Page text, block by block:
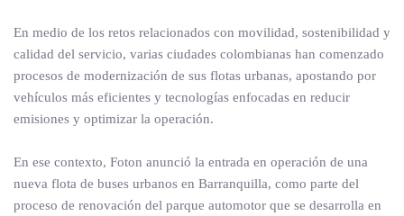
En medio de los retos relacionados con movilidad, sostenibilidad y
calidad del servicio, varias ciudades colombianas han comenzado
procesos de modernización de sus flotas urbanas, apostando por
vehículos más eficientes y tecnologías enfocadas en reducir
emisiones y optimizar la operación.
En ese contexto, Foton anunció la entrada en operación de una
nueva flota de buses urbanos en Barranquilla, como parte del
proceso de renovación del parque automotor que se desarrolla en